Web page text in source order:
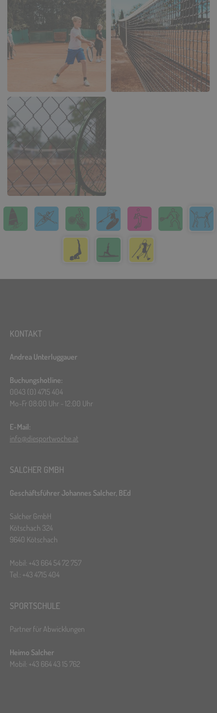
KONTAKT
Andrea Unterluggauer
Buchungshotline:
0043 (0) 4715 404
Mo-Fr 08:00 Uhr - 12:00 Uhr
E-Mail:
info@diesportwoche.at
SALCHER GMBH
Geschäftsführer Johannes Salcher, BEd
Salcher GmbH
Kötschach 324
9640 Kötschach
Mobil: +43 664 54 72 757
Tel.: +43 4715 404
SPORTSCHULE
Partner für Abwicklungen
Heimo Salcher
Mobil: +43 664 43 15 762